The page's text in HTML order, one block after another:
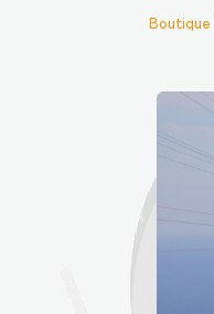
Boutique